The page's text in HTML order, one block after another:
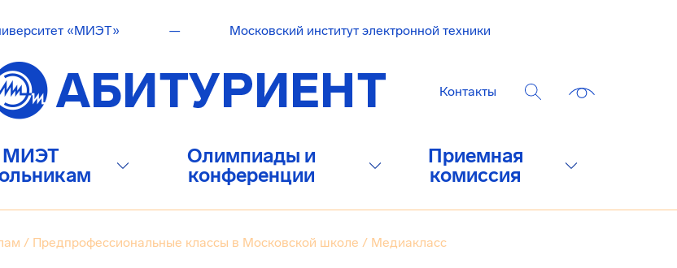
«МИЭТ» — Московский институт электронной техники
Контакты
МИЭТ
Олимпиады и
конференции
Приемная
комиссия
/ Предпрофессиональные классы в Московской школе / Медиакласс